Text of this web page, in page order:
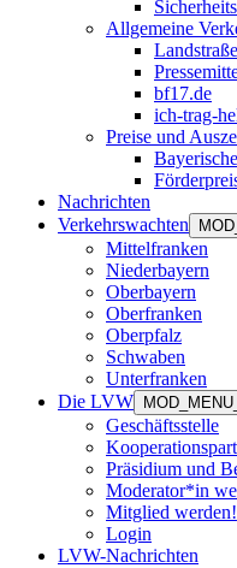
Allgemeine
bf17.de
ich-trag-
Preise und
Nachrichten
Verkehrswachten
Mittelfranken
Niederbayern
Oberbayern
Oberfranken
Oberpfalz
Schwaben
Unterfranken
Die LVW
Geschäftsstelle
Präsidium und
Moderator*in
Mitglied werden!
Login
LVW-Nachrichten